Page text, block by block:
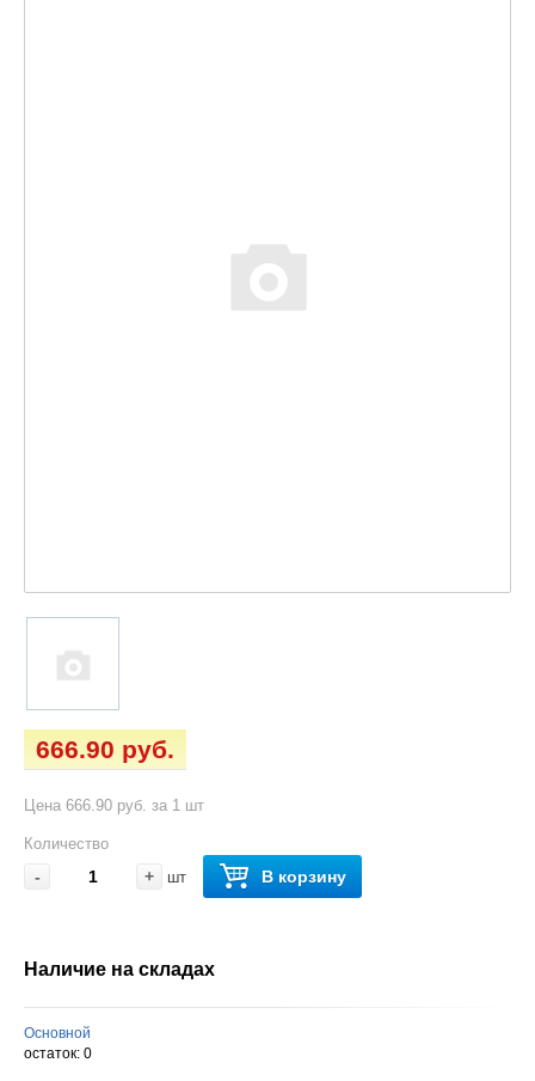
666.90 руб.
Цена 666.90 руб. за 1 шт
Количество
- + шт В корзину
Наличие на складах
Основной
остаток: 0